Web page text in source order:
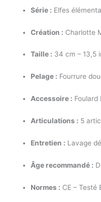
Série : Elfes
Création : Charlotte
Taille : 34 cm – 13,5
Pelage : Fourrure
Accessoire : Foulard
Articulations : 5
Entretien : Lavage
Âge recommandé :
Normes : CE – Testé